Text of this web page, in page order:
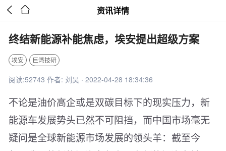
  资讯详情
终结新能源补能焦虑，埃安提出超级方案
埃安 巨湾技研
阅读:52743 作者: 刘昊 · 2022-04-28 18:34:36
不论是油价高企或是双碳目标下的现实压力，新
能源车发展势头已然不可阻挡，而中国市场毫无
疑问是全球新能源市场发展的领头羊：截至今